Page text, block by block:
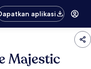
aplikasi
Majestic